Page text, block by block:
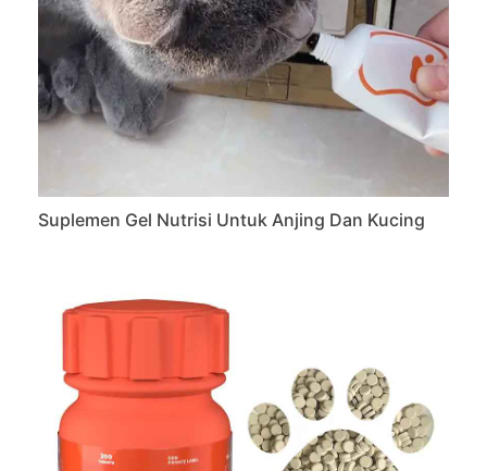
Suplemen Gel Nutrisi Untuk Anjing Dan Kucing